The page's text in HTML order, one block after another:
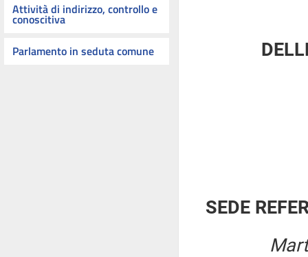
Attività di indirizzo, controllo e
conoscitiva
Parlamento in seduta comune
SEDE